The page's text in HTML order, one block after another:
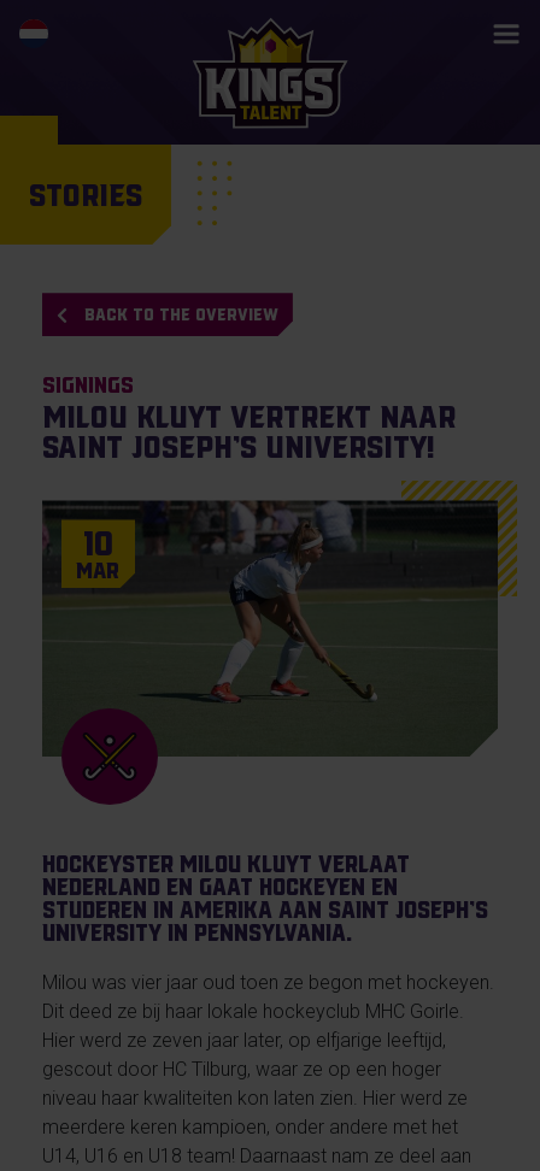
STORIES
BACK TO THE OVERVIEW
Signings
Milou Kluyt vertrekt naar
Saint Joseph’s University!
10
Mar
Hockeyster Milou Kluyt verlaat
Nederland en gaat hockeyen en
studeren in Amerika aan Saint Joseph’s
University in Pennsylvania.
Milou was vier jaar oud toen ze begon met hockeyen.
Dit deed ze bij haar lokale hockeyclub MHC Goirle.
Hier werd ze zeven jaar later, op elfjarige leeftijd,
gescout door HC Tilburg, waar ze op een hoger
niveau haar kwaliteiten kon laten zien. Hier werd ze
meerdere keren kampioen, onder andere met het
U14, U16 en U18 team! Daarnaast nam ze deel aan